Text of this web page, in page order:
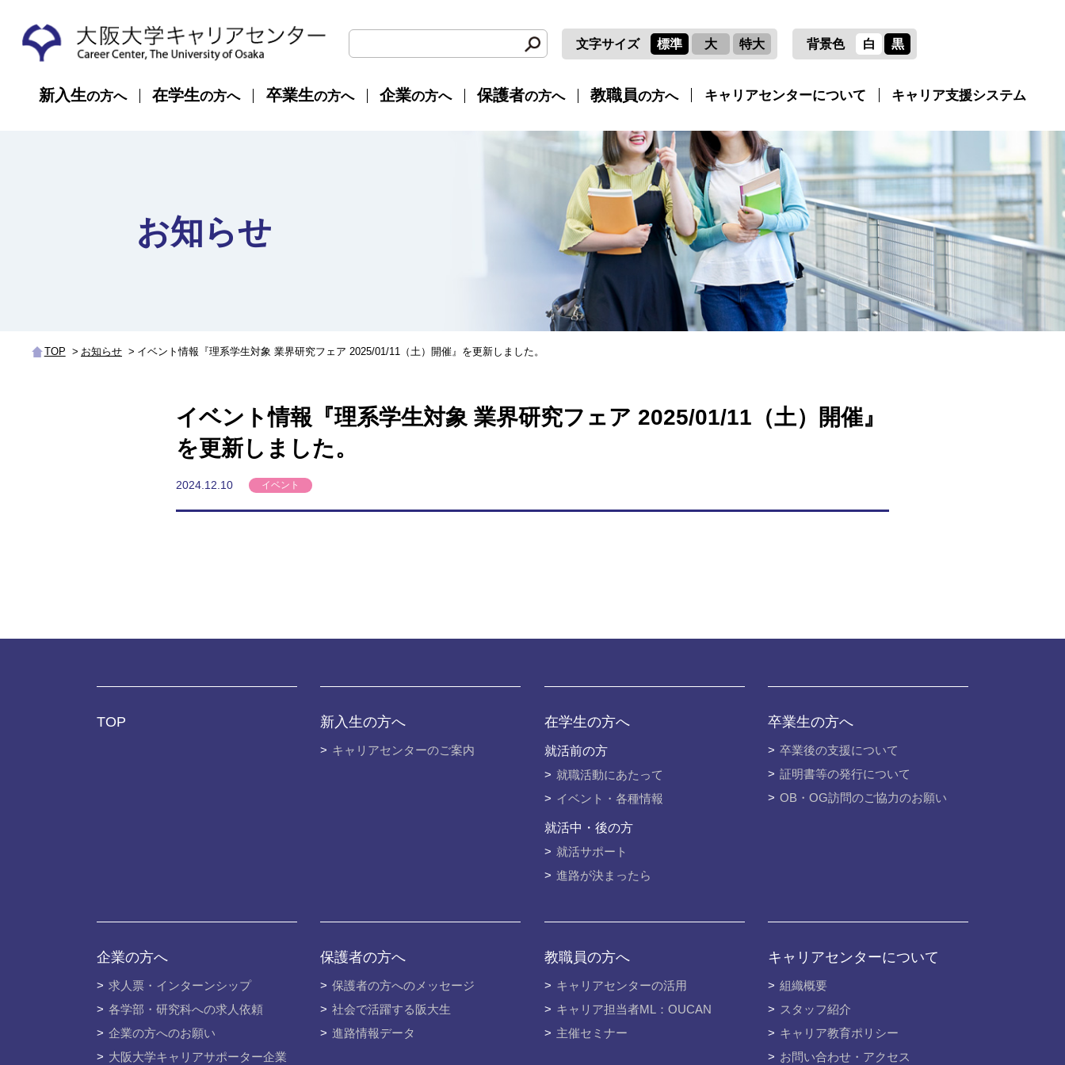
索:
文字サイズ 標準 大 特大 背景色 白 黒
新入生の⽅へ 在学⽣の⽅へ 卒業⽣の⽅へ 企業の⽅へ 保護者の⽅へ 教職員の⽅へ キャリアセンターについて キャリア支援システム
お知らせ
TOP お知らせ イベント情報『理系学生対象 業界研究フェア 2025/01/11（土）開催』を更新しました。
イベント情報『理系学生対象 業界研究フェア 2025/01/11（土）開催』
を更新しました。
2024.12.10 イベント
TOP 新入生の⽅へ
キャリアセンターのご案内
在学⽣の⽅へ
就活前の⽅
就職活動にあたって
イベント・各種情報
就活中・後の⽅
就活サポート
進路が決まったら
卒業⽣の⽅へ
卒業後の支援について
証明書等の発行について
OB・OG訪問のご協力のお願い
企業の⽅へ
求人票・インターンシップ
各学部・研究科への求人依頼
企業の方へのお願い
大阪大学キャリアサポーター企業
保護者の⽅へ
保護者の方へのメッセージ
社会で活躍する阪⼤⽣
進路情報データ
教職員の⽅へ
キャリアセンターの活用
キャリア担当者ML：OUCAN
主催セミナー
キャリアセンターについて
組織概要
スタッフ紹介
キャリア教育ポリシー
お問い合わせ・アクセス